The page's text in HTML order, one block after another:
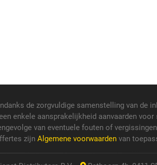
de zorgvuldige samenstelling van de
enkele aansprakelijkheid aanvaarden
van eventuele fouten of
zijn Algemene voorwaarden van